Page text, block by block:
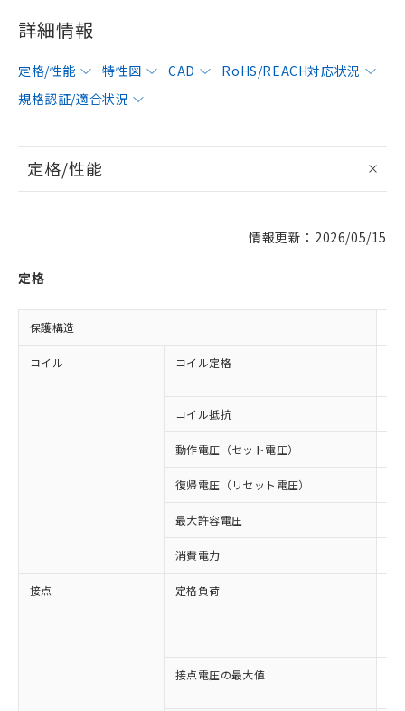
詳細情報
定格/性能 特性図 CAD
RoHS/REACH対応状況
規格認証/適合状況
定格/性能
情報更新：2026/05/15
定格
保護構造
コイル コイル定格
コイル抵抗
動作電圧（セット電圧）
復帰電圧（リセット電圧）
最大許容電圧
消費電力
接点 定格負荷
接点電圧の最大値